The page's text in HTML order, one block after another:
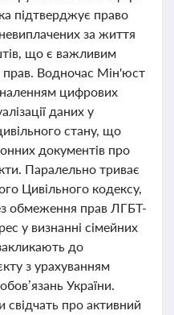
підтверджує право
за життя
що є важливим
прав. Водночас Мін'юст
цифрових
даних у
стану, що
документів про
Паралельно триває
Цивільного кодексу,
обмеження прав ЛГБТ-
у визнанні сімейних
до
з урахуванням
України.
свідчать про активний